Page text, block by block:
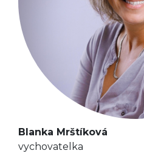
Blanka Mrštíková
vychovatelka